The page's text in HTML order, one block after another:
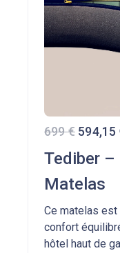
Tediber –
Matelas
Ce matelas
confort
hôtel haut de
699€ 594,15